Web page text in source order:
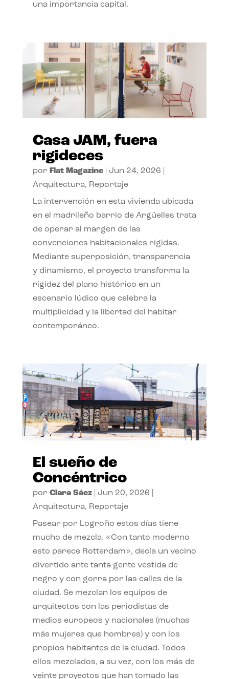
una importancia capital.
Casa JAM, fuera
rigideces
por Flat Magazine| Jun 24, 2026
Arquitectura, Reportaje
La intervención en esta vivienda ubicada
en el madrileño barrio de Argüelles trata
de operar al margen de las
convenciones habitacionales rígidas.
Mediante superposición, transparencia
y dinamismo, el proyecto transforma la
rigidez del plano histórico en un
escenario lúdico que celebra la
multiplicidad y la libertad del habitar
contemporáneo.
El sueño de
Concéntrico
por Clara Sáez| Jun 20, 2026
Arquitectura, Reportaje
Pasear por Logroño estos días tiene
mucho de mezcla. «Con tanto moderno
esto parece Rotterdam», decía un vecino
divertido ante tanta gente vestida de
negro y con gorra por las calles de la
ciudad. Se mezclan los equipos de
arquitectos con las periodistas de
medios europeos y nacionales (muchas
más mujeres que hombres) y con los
propios habitantes de la ciudad. Todos
ellos mezclados, a su vez, con los más de
veinte proyectos que han tomado las